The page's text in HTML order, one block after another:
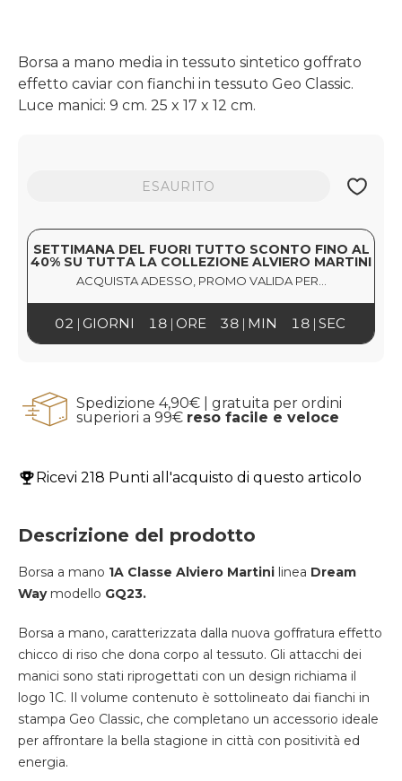
Borsa a mano media in tessuto sintetico goffrato
effetto caviar con fianchi in tessuto Geo Classic.
Luce manici: 9 cm. 25 x 17 x 12 cm.
ESAURITO
SETTIMANA DEL FUORI TUTTO SCONTO FINO AL
40% SU TUTTA LA COLLEZIONE ALVIERO MARTINI
ACQUISTA ADESSO, PROMO VALIDA PER...
02 18 38 18
GIORNI ORE MIN SEC
Spedizione 4,90€ | gratuita per ordini
superiori a 99€ reso facile e veloce
Ricevi 218 Punti all'acquisto di questo articolo
Descrizione del prodotto
Borsa a mano 1A Classe Alviero Martini linea Dream
Waymodello GQ23.
Borsa a mano, caratterizzata dalla nuova goffratura effetto
chicco di riso che dona corpo al tessuto. Gli attacchi dei
manici sono stati riprogettati con un design richiama il
logo 1C. Il volume contenuto è sottolineato dai fianchi in
stampa Geo Classic, che completano un accessorio ideale
per affrontare la bella stagione in città con positività ed
energia.